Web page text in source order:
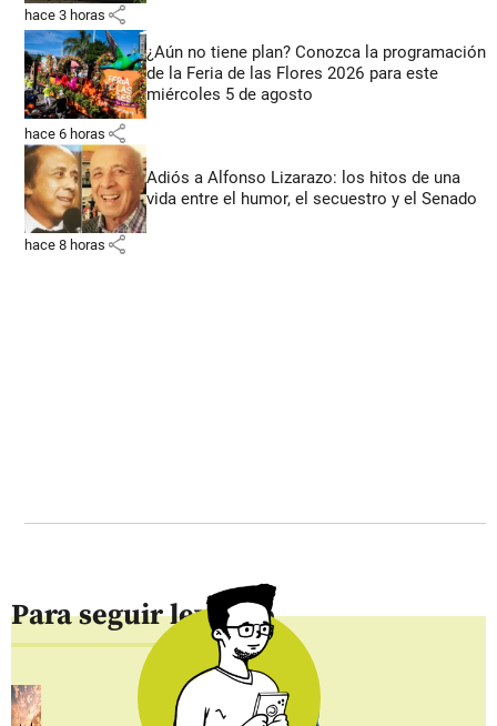
hace 3 horas share
¿Aún no tiene plan? Conozca la programación
de la Feria de las Flores 2026 para este
miércoles 5 de agosto
hace 6 horas share
Adiós a Alfonso Lizarazo: los hitos de una
vida entre el humor, el secuestro y el Senado
hace 8 horas share
Para seguir leyendo